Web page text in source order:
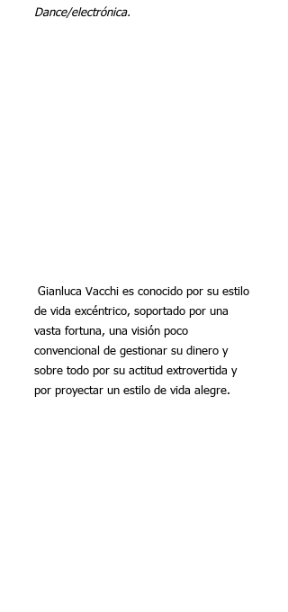
Dance/electrónica.
de vida excéntrico, soportado por una
vasta fortuna, una visión poco
convencional de gestionar su dinero y
sobre todo por su actitud extrovertida y
por proyectar un estilo de vida alegre.